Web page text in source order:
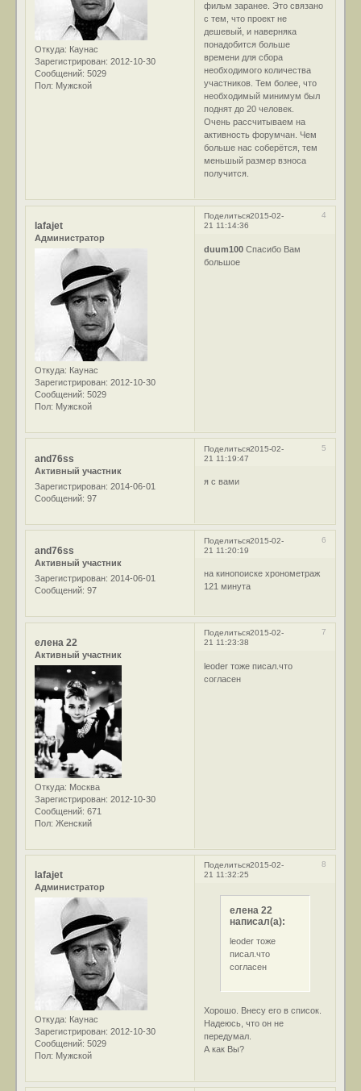
Откуда: Каунас
Зарегистрирован: 2012-10-30
Сообщений: 5029
Пол: Мужской
фильм заранее. Это связано
с тем, что проект не
дешевый, и наверняка
понадобится больше
времени для сбора
необходимого количества
участников. Тем более, что
необходимый минимум был
поднят до 20 человек.
Очень рассчитываем на
активность форумчан. Чем
больше нас соберётся, тем
меньшый размер взноса
получится.
Поделиться 4
2015-02-
21 11:14:36
lafajet
Администратор
Откуда: Каунас
Зарегистрирован: 2012-10-30
Сообщений: 5029
Пол: Мужской
duum100 Спасибо Вам
большое
Поделиться 5
2015-02-
21 11:19:47
and76ss
Активный участник
Зарегистрирован: 2014-06-01
Сообщений: 97
я с вами
Поделиться 6
2015-02-
21 11:20:19
and76ss
Активный участник
Зарегистрирован: 2014-06-01
Сообщений: 97
на кинопоиске хронометраж
121 минута
Поделиться 7
2015-02-
21 11:23:38
елена 22
Активный участник
Откуда: Москва
Зарегистрирован: 2012-10-30
Сообщений: 671
Пол: Женский
leoder тоже писал.что
согласен
Поделиться 8
2015-02-
21 11:32:25
lafajet
Администратор
Откуда: Каунас
Зарегистрирован: 2012-10-30
Сообщений: 5029
Пол: Мужской
елена 22
написал(а):
leoder тоже
писал.что
согласен
Хорошо. Внесу его в список.
Надеюсь, что он не
передумал.
А как Вы?